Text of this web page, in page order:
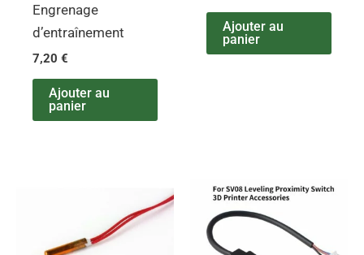
Engrenage
d’entraînement
7,20€
Ajouter au
panier
Ajouter au
panier